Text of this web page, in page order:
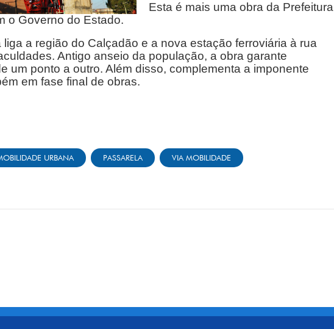
Esta é mais uma obra da Prefeitura
o Governo do Estado.
a região do Calçadão e a nova estação ferroviária à rua
Antigo anseio da população, a obra garante
um ponto a outro. Além disso, complementa a imponente
em fase final de obras.
URBANA PASSARELA VIA MOBILIDADE